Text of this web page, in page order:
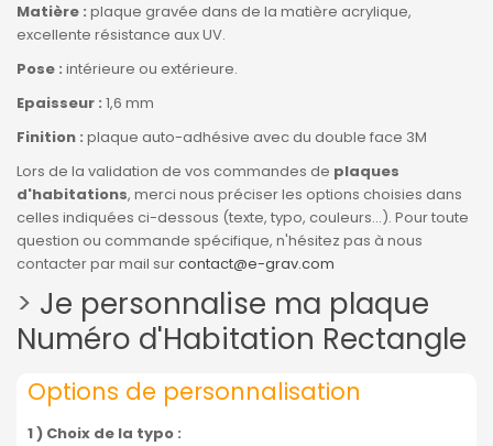
Matière : plaque gravée dans de la matière acrylique,
excellente résistance aux UV.
Pose : intérieure ou extérieure.
Epaisseur : 1,6 mm
Finition : plaque auto-adhésive avec du double face 3M
Lors de la validation de vos commandes de plaques
d'habitations, merci nous préciser les options choisies dans
celles indiquées ci-dessous (texte, typo, couleurs...). Pour toute
question ou commande spécifique, n'hésitez pas à nous
contacter par mail surcontact@e-grav.com
> Je personnalise ma plaque
Numéro d'Habitation Rectangle
Options de personnalisation
1 ) Choix de la typo :